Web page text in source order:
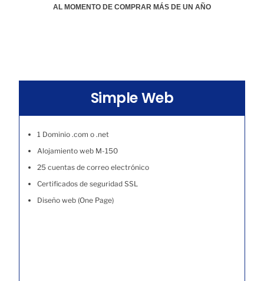
AL MOMENTO DE COMPRAR MÁS DE UN AÑO
Simple Web
1 Dominio .com o .net
Alojamiento web M-150
25 cuentas de correo electrónico
Certificados de seguridad SSL
Diseño web (One Page)